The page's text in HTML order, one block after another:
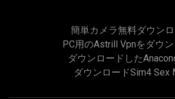
簡単カメラ無料ダウン
PC用のastrill Vpnをダウ
ダウンロードした
ダウンロードsim4 Sex